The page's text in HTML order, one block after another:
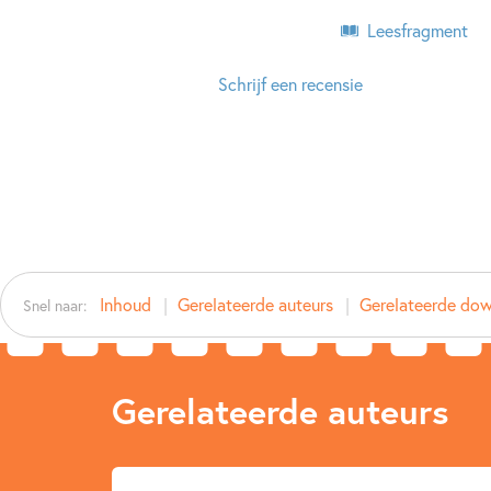
Leesfragment
Schrijf een recensie
Snel naar: Inhoud Gerelateerde auteurs Gerelateerde
Gerelateerde auteurs